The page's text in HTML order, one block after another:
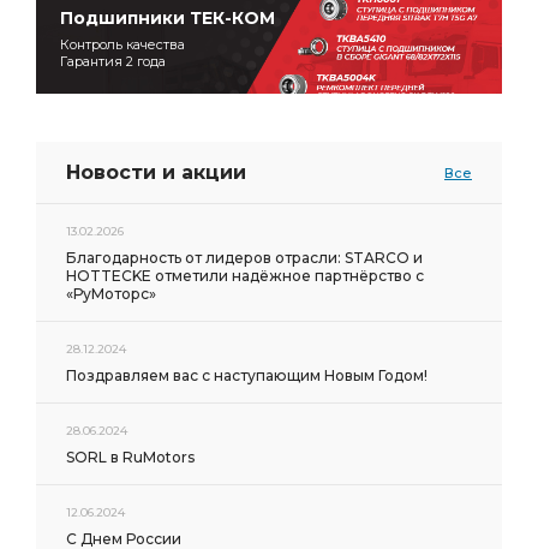
Подшипники ТЕК-КОМ
Контроль качества
Гарантия 2 года
Новости и акции Все
13.02.2026
Благодарность от лидеров отрасли: STARCO и
HOTTECKE отметили надёжное партнёрство с
«РуМоторс»
28.12.2024
Поздравляем вас с наступающим Новым Годом!
28.06.2024
SORL в RuMotors
12.06.2024
С Днем России